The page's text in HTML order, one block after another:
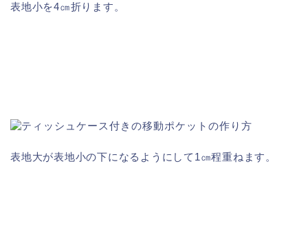
表地小を4㎝折ります。
表地大が表地小の下になるようにして1㎝程重ねます。